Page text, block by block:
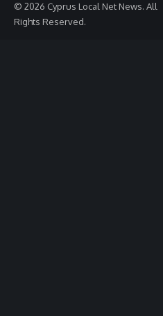
© 2026 Cyprus Local Net News. All
Rights Reserved.